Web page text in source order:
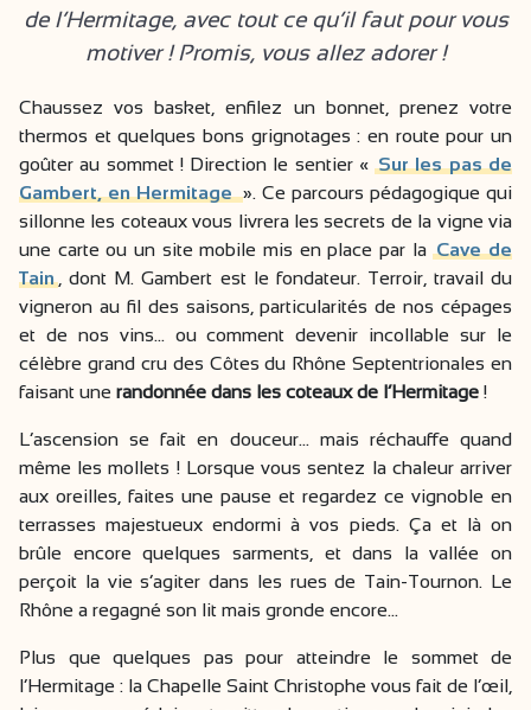
de l’Hermitage, avec tout ce qu’il faut pour vous
motiver ! Promis, vous allez adorer !
Chaussez vos basket, enfilez un bonnet, prenez votre
thermos et quelques bons grignotages : en route pour un
goûter au sommet ! Direction le sentier «Sur les pas de
Gambert, en Hermitage». Ce parcours pédagogique qui
sillonne les coteaux vous livrera les secrets de la vigne via
une carte ou un site mobile mis en place par laCave de
Tain
, dont M. Gambert est le fondateur. Terroir, travail du
vigneron au fil des saisons, particularités de nos cépages
et de nos vins… ou comment devenir incollable sur le
célèbre grand cru des Côtes du Rhône Septentrionales en
faisant une randonnée dans les coteaux de l’Hermitage !
L’ascension se fait en douceur… mais réchauffe quand
même les mollets ! Lorsque vous sentez la chaleur arriver
aux oreilles, faites une pause et regardez ce vignoble en
terrasses majestueux endormi à vos pieds. Ça et là on
brûle encore quelques sarments, et dans la vallée on
perçoit la vie s’agiter dans les rues de Tain-Tournon. Le
Rhône a regagné son lit mais gronde encore…
Plus que quelques pas pour atteindre le sommet de
l’Hermitage : la Chapelle Saint Christophe vous fait de l’œil,